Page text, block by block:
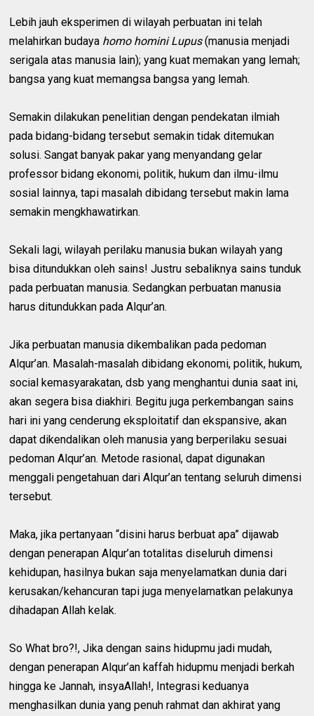
Lebih jauh eksperimen di wilayah perbuatan ini telah
melahirkan budaya homo homini Lupus(manusia menjadi
serigala atas manusia lain); yang kuat memakan yang lemah;
bangsa yang kuat memangsa bangsa yang lemah.
Semakin dilakukan penelitian dengan pendekatan ilmiah
pada bidang-bidang tersebut semakin tidak ditemukan
solusi. Sangat banyak pakar yang menyandang gelar
professor bidang ekonomi, politik, hukum dan ilmu-ilmu
sosial lainnya, tapi masalah dibidang tersebut makin lama
semakin mengkhawatirkan.
Sekali lagi, wilayah perilaku manusia bukan wilayah yang
bisa ditundukkan oleh sains! Justru sebaliknya sains tunduk
pada perbuatan manusia. Sedangkan perbuatan manusia
harus ditundukkan pada Alqur’an.
Jika perbuatan manusia dikembalikan pada pedoman
Alqur’an. Masalah-masalah dibidang ekonomi, politik, hukum,
social kemasyarakatan, dsb yang menghantui dunia saat ini,
akan segera bisa diakhiri. Begitu juga perkembangan sains
hari ini yang cenderung eksploitatif dan ekspansive, akan
dapat dikendalikan oleh manusia yang berperilaku sesuai
pedoman Alqur’an. Metode rasional, dapat digunakan
menggali pengetahuan dari Alqur’an tentang seluruh dimensi
tersebut.
Maka, jika pertanyaan “disini harus berbuat apa” dijawab
dengan penerapan Alqur’an totalitas diseluruh dimensi
kehidupan, hasilnya bukan saja menyelamatkan dunia dari
kerusakan/kehancuran tapi juga menyelamatkan pelakunya
dihadapan Allah kelak.
So What bro?!, Jika dengan sains hidupmu jadi mudah,
dengan penerapan Alqur’an kaffah hidupmu menjadi berkah
hingga ke Jannah, insyaAllah!, Integrasi keduanya
menghasilkan dunia yang penuh rahmat dan akhirat yang